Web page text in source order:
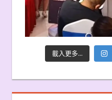
載入更多...